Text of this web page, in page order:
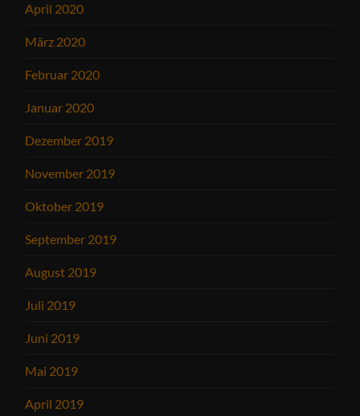
April 2020
März 2020
Februar 2020
Januar 2020
Dezember 2019
November 2019
Oktober 2019
September 2019
August 2019
Juli 2019
Juni 2019
Mai 2019
April 2019